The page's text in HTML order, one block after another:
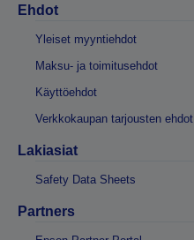
Ehdot
Yleiset myyntiehdot
Maksu- ja toimitusehdot
Käyttöehdot
Verkkokaupan tarjousten ehdot
Lakiasiat
Safety Data Sheets
Partners